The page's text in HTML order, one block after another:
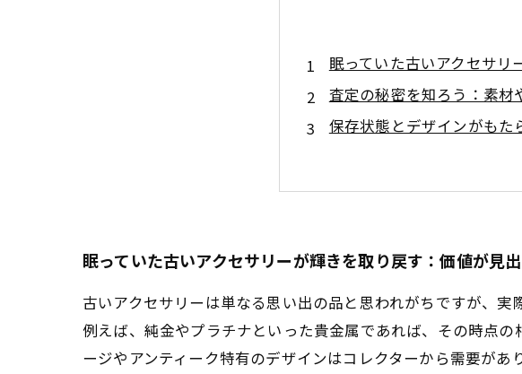
眠っていた古いアクセサリ
査定の秘密を知ろう：素材
保存状態とデザインがもた
市場トレンドと専門知識
納得のいく買取を実現す
まとめ：古いアクセサリー
眠っていた古いアクセサリーが輝きを取り戻す：価値が見
古いアクセサリーは単なる思い出の品と思われがちですが、
例えば、純金やプラチナといった貴金属であれば、その時点
ージやアンティーク特有のデザインはコレクターから需要が